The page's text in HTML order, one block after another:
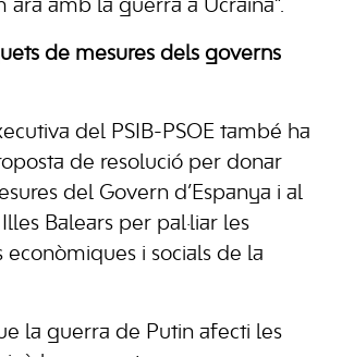
ara amb la guerra a Ucraïna”.
de mesures dels governs
del PSIB-PSOE també ha
de resolució per donar
del Govern d’Espanya i al
Balears per pal·liar les
econòmiques i socials de la
la guerra de Putin afecti les